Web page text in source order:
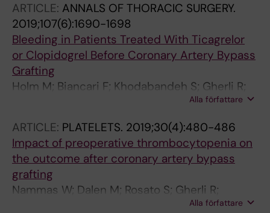
Santarpino G; Fischlein T; Saccocci M;
Zanobini M; Musumeci F; Gherli R; Rubino AS;
De Feo M; Bancone C; Nicolini F; Kinnunen E-
M; Tauriainen T; Reichart D; Demal T; Gatti G;
Khodabandeh S; Holm M
ARTICLE: ANNALS OF THORACIC SURGERY.
2019;107(6):1690-1698
Bleeding in Patients Treated With Ticagrelor
or Clopidogrel Before Coronary Artery Bypass
Grafting
Holm M; Biancari F; Khodabandeh S; Gherli R;
Airaksinen J; Mariscalco G; Gatti G; Reichart D;
Onorati F; De Feo M; Santarpino G; Rubino AS;
Maselli D; Santini F; Nicolini F; Zanobini M;
Kinnunen E-M; Ruggieri VG; Perrotti A; Rosato
S; Dalen M
Alla författare
ARTICLE: PLATELETS. 2019;30(4):480-486
Impact of preoperative thrombocytopenia on
the outcome after coronary artery bypass
grafting
Nammas W; Dalen M; Rosato S; Gherli R;
Reichart D; Gatti G; Onorati F; Faggian G; De
Alla författare